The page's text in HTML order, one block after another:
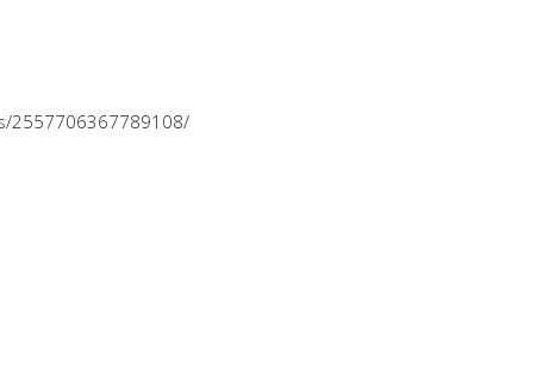
2557706367789108/